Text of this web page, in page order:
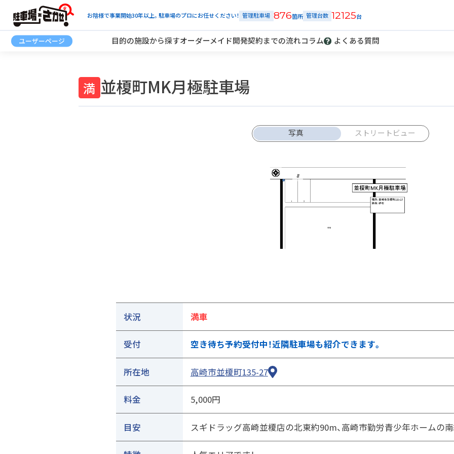
目的の施設から探すオーダーメイド開発契約までの流れコラム よくある質問
お陰様で事業開始30年以上。駐車場のプロにお任せください！ 管理駐車場 876 管理台数 12125
並榎町MK月極駐車場
写真 ストリートビュー
状況 満車
受付 空き待ち予約受付中！近隣駐車場も紹介できます。
所在地 高崎市並榎町135-27
料金 5,000円
目安 スギドラッグ高崎並榎店の北東約90m、高崎市勤労青少年ホームの
解約 車庫証明発行 トラブル報告
ご契約中の駐車場ページのボタン